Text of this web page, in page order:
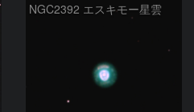
NGC2392 エスキモー星雲